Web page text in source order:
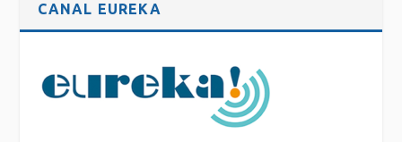
CANAL EUREKA